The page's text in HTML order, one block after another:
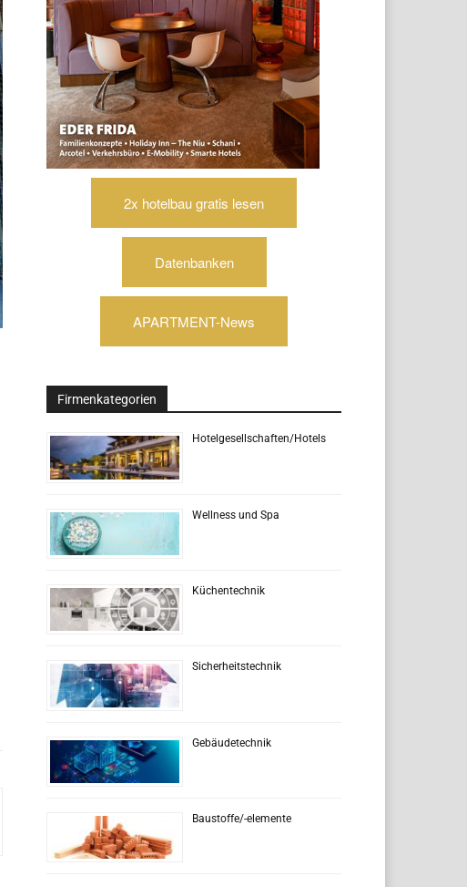
2x hotelbau gratis lesen
Datenbanken
APARTMENT-News
Firmenkategorien
Hotelgesellschaften/Hotels
Wellness und Spa
Küchentechnik
Sicherheitstechnik
Gebäudetechnik
Baustoffe/-elemente